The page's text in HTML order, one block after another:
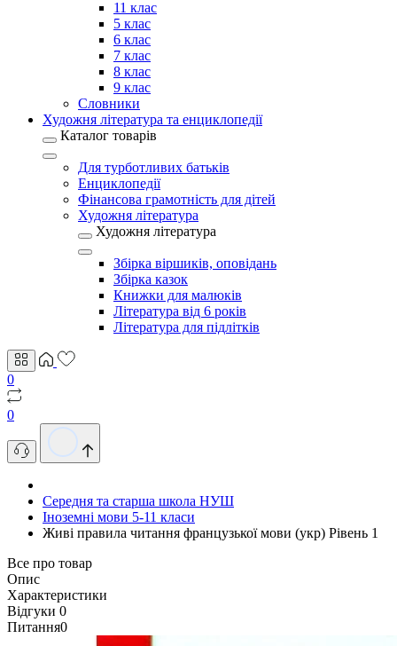
11 клас
5 клас
6 клас
7 клас
8 клас
9 клас
Словники
Художня література та енциклопедії
Каталог товарів
Для турботливих батьків
Енциклопедії
Фінансова грамотність для дітей
Художня література
Художня література
Збірка віршиків, оповідань
Збірка казок
Книжки для малюків
Література від 6 років
Література для підлітків
0
0
Середня та старша школа НУШ
Іноземні мови 5-11 класи
Живі правила читання французької мови (укр) Рівень 1
Все про товар
Опис
Характеристики
Відгуки 0
Питання0